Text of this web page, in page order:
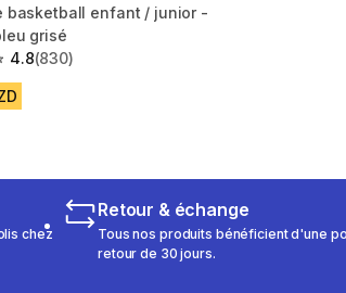
basketball enfant / junior -
grisé
4.8
5 stars from 830 reviews
(830)
chez
Retour & échange
Tous nos produits bénéficient d'une
retour de 30 jours.